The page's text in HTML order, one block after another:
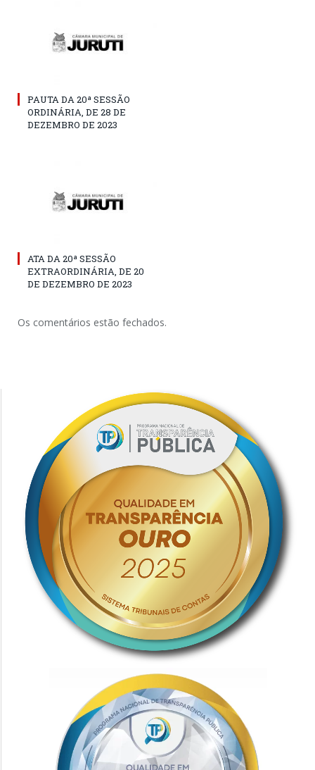
PAUTA DA 20ª SESSÃO
ORDINÁRIA, DE 28 DE
DEZEMBRO DE 2023
ATA DA 20ª SESSÃO
EXTRAORDINÁRIA, DE 20
DE DEZEMBRO DE 2023
Os comentários estão fechados.